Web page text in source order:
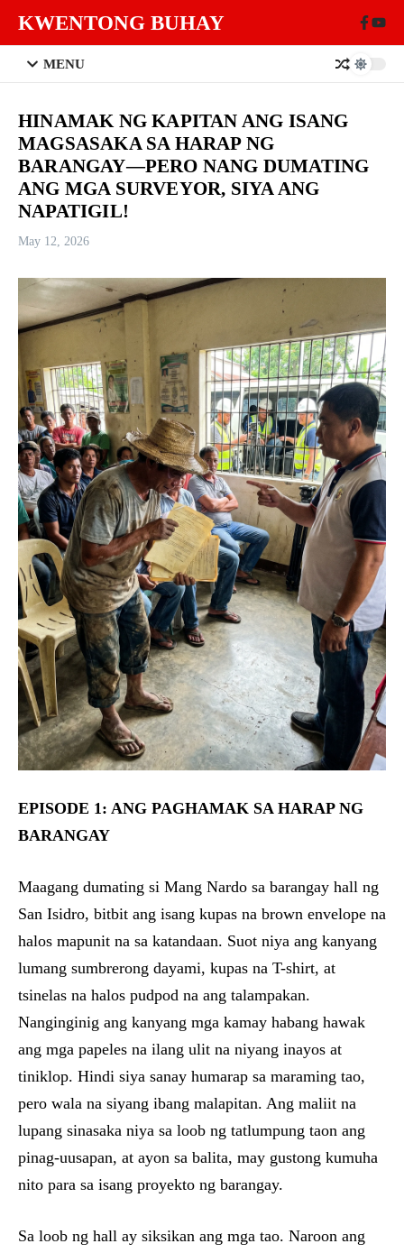
KWENTONG BUHAY
MENU
HINAMAK NG KAPITAN ANG ISANG
MAGSASAKA SA HARAP NG
BARANGAY—PERO NANG DUMATING
ANG MGA SURVEYOR, SIYA ANG
NAPATIGIL!
May 12, 2026
EPISODE 1: ANG PAGHAMAK SA HARAP NG
BARANGAY
Maagang dumating si Mang Nardo sa barangay hall ng
San Isidro, bitbit ang isang kupas na brown envelope na
halos mapunit na sa katandaan. Suot niya ang kanyang
lumang sumbrerong dayami, kupas na T-shirt, at
tsinelas na halos pudpod na ang talampakan.
Nanginginig ang kanyang mga kamay habang hawak
ang mga papeles na ilang ulit na niyang inayos at
tiniklop. Hindi siya sanay humarap sa maraming tao,
pero wala na siyang ibang malapitan. Ang maliit na
lupang sinasaka niya sa loob ng tatlumpung taon ang
pinag-uusapan, at ayon sa balita, may gustong kumuha
nito para sa isang proyekto ng barangay.
Sa loob ng hall ay siksikan ang mga tao. Naroon ang